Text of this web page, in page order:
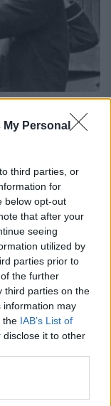
Personal
third parties, or
for
below opt-out
that after your
seeing
utilized by
parties prior to
the further
third parties on the
information may
the IAB’s List of
it to other
acum 77
de stat, deși,